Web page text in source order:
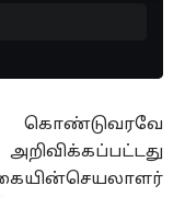
கொண்டுவரவே
அறிவிக்கப்பட்டது